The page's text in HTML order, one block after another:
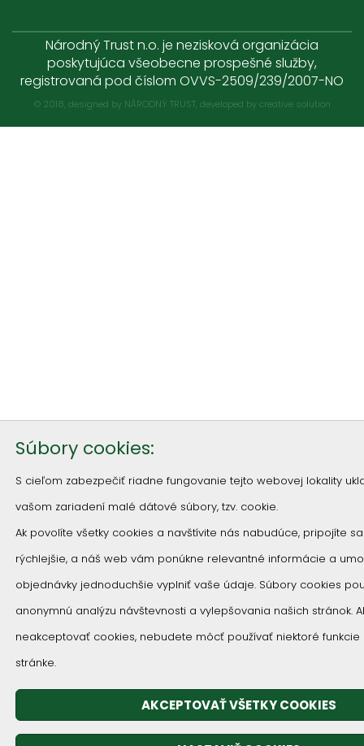
Národný Trust n.o. je nezisková organizácia
poskytujúca všeobecne prospešné služby,
registrovaná pod číslom OVVS-2509/239/2007-NO
© 2018, designed by NÁRODNÝ TRUST, developed bycreative solution
Súbory cookies:
S cieľom zabezpečiť riadne fungovanie tejto webovej lokality
vašom zariadení malé dátové súbory, tzv. cookie.
Ak povolíte všetky cookies a navštívite nás nabudúce, pripojíte
rýchlejšie, a náš web vám ponúkne relevantné informácie a
objednávky jednoduchšie vyplniť vaše údaje. Súbory cookies
anonymnú analýzu návštevnosti a vylepšovania našich stránok.
neakceptovať cookies, nebudete môcť používať niektoré
stránke.
AKCEPTOVAŤ VŠETKY COOKIES